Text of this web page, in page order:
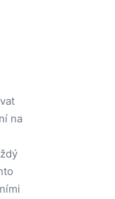
na